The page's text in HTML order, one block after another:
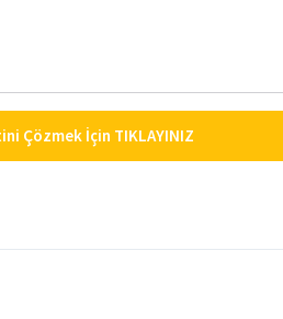
Çözmek İçin TIKLAYINIZ